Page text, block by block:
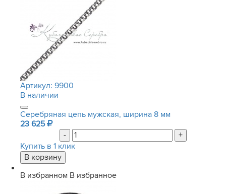
Артикул: 9900
В наличии
Серебряная цепь мужская, ширина 8 мм
23 625
-
+
Купить в 1 клик
В избранном В избранное